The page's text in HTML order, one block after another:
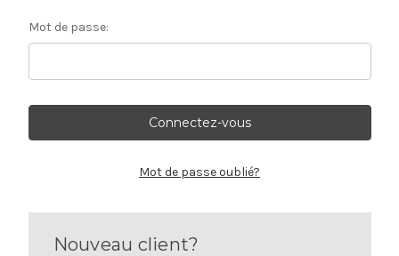
Mot de passe:
Mot de passe oublié?
Nouveau client?